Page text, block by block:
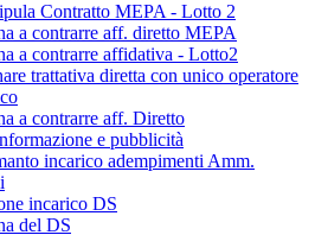
Contratto MEPA - Lotto 2
a contrarre aff. diretto MEPA
a contrarre affidativa - Lotto2
trattativa diretta con unico operatore
a contrarre aff. Diretto
e pubblicità
incarico adempimenti Amm.
incarico DS
del DS